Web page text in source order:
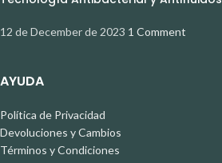
12 de December de 2023 1 Comment
AYUDA
Política de Privacidad
Devoluciones y Cambios
Términos y Condiciones